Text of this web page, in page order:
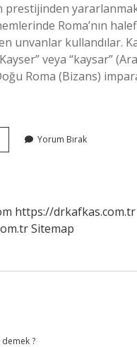
prestijinden
Roma’nın
unvanlar kullandılar.
veya “kaysar”
Yorum Bırak
https://drkafkas.com.tr
Sitemap
?